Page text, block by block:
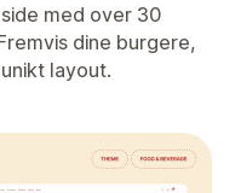
med over 30
dine burgere,
layout.